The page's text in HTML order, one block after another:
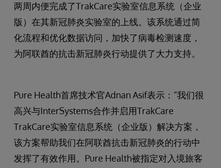
两周内便完成了TrakCare实验室信息系统（企业
版）在其新冠肺炎实验室的上线。该系统通过简
化流程和优化数据访问，加快了病毒检测速度，
为阿联酋的抗击新冠肺炎行动提供了大力支持。
Pure Health首席技术官Adnan Asif表示：“我们很
高兴与InterSystems合作并启用TrakCare
TrakCare实验室信息系统（企业版）解决方案，
该方案帮助我们在阿联酋抗击新冠肺炎的行动中
发挥了有效作用。Pure Health被指定对入境旅客